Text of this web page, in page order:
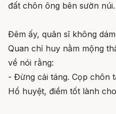
đất chôn ông bên sườn núi.
Đêm ấy, quân sĩ không
Quan chỉ huy nằm mộng
về nói rằng:
- Đừng cải táng. Cọp chôn
Hổ huyệt, điềm tốt lành